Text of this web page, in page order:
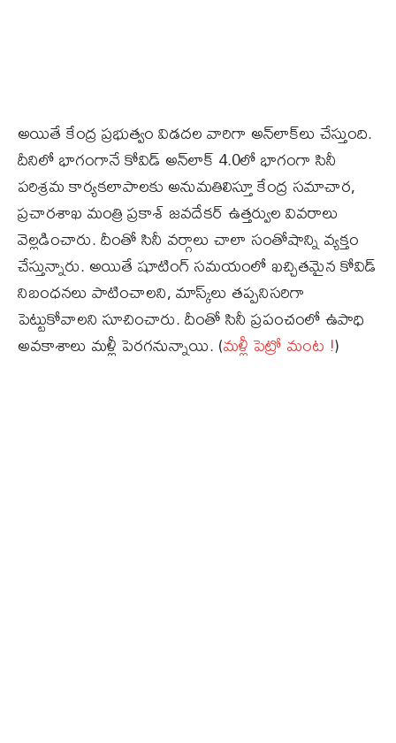
అయితే కేంద్ర ప్రభుత్వం విడదల వారిగా అన్‌లాక్‌లు చేస్తుంది.
దీనిలో భాగంగానే కోవిడ్‌ అన్‌లాక్‌ 4.0లో భాగంగా సినీ
పరిశ్రమ కార్యకలాపాలకు అనుమతిలిస్తూ కేంద్ర సమాచార,
ప్రచారశాఖ మంత్రి ప్రకాశ్‌ జవదేకర్‌ ఉత్తర్వుల వివరాలు
వెల్లడించారు. దీంతో సినీ వర్గాలు చాలా సంతోషాన్ని వ్యక్తం
చేస్తున్నారు. అయితే షూటింగ్‌ సమయంలో ఖచ్చితమైన కోవిడ్‌
నిబంధనలు పాటించాలని, మాస్క్‌లు తప్పనిసరిగా
పెట్టుకోవాలని సూచించారు. దీంతో సినీ ప్రపంచంలో ఉపాధి
అవకాశాలు మళ్లీ పెరగనున్నాయి. (మళ్లీ పెట్రో మంట !)